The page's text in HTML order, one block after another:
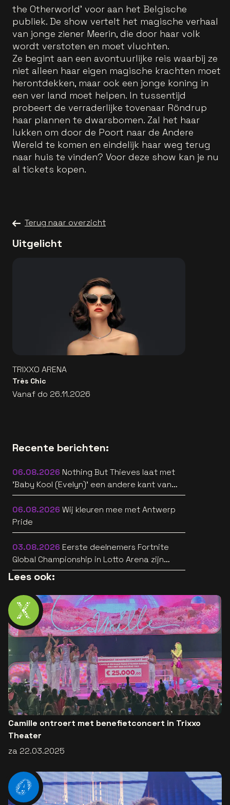
the Otherworld’ voor aan het Belgische
publiek. De show vertelt het magische verhaal
van jonge ziener Meerin, die door haar volk
wordt verstoten en moet vluchten.
Ze begint aan een avontuurlijke reis waarbij ze
niet alleen haar eigen magische krachten moet
herontdekken, maar ook een jonge koning in
een ver land moet helpen. In tussentijd
probeert de verraderlijke tovenaar Röndrup
haar plannen te dwarsbomen. Zal het haar
lukken om door de Poort naar de Andere
Wereld te komen en eindelijk haar weg terug
naar huis te vinden? Voor deze show kan je nu
al tickets kopen.
Terug naar overzicht
Uitgelicht
TRIXXO ARENA
Très Chic
Vanaf do 26.11.2026
Recente berichten:
06.08.2026 Nothing But Thieves laat met
'Baby Kool (Evelyn)' een andere kant van
zich horen [video]
06.08.2026 Wij kleuren mee met Antwerp
Pride
03.08.2026 Eerste deelnemers Fortnite
Global Championship in Lotto Arena zijn
bekend
Lees ook:
Camille ontroert met benefietconcert in Trixxo
Theater
za 22.03.2025